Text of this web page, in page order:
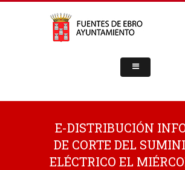
E-DISTRIBUCIÓN
DE CORTE DEL
ELÉCTRICO EL